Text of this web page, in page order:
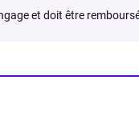
et doit être